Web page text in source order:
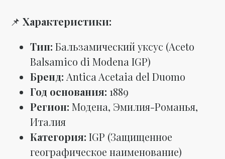
📌 Характеристики:
Тип: Бальзамический уксус (Aceto
Balsamico di Modena IGP)
Бренд: Antica Acetaia del Duomo
Год основания: 1889
Регион: Модена, Эмилия-Романья,
Италия
Категория: IGP (Защищенное
географическое наименование)